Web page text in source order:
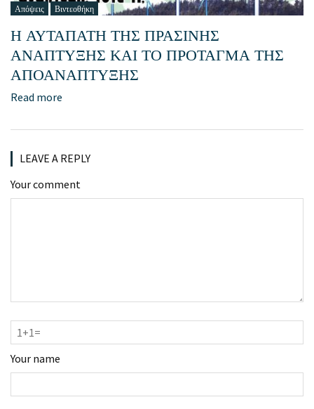
Απόψεις Βιντεοθήκη
Η ΑΥΤΑΠΑΤΗ ΤΗΣ ΠΡΑΣΙΝΗΣ
ΑΝΑΠΤΥΞΗΣ ΚΑΙ ΤΟ ΠΡΟΤΑΓΜΑ ΤΗΣ
ΑΠΟΑΝΑΠΤΥΞΗΣ
Read more
LEAVE A REPLY
Your comment
Your name